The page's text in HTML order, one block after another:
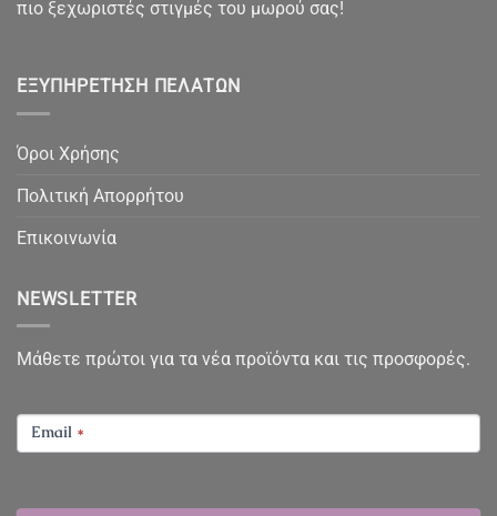
πιο ξεχωριστές στιγμές του μωρού σας!
ΕΞΥΠΗΡΈΤΗΣΗ ΠΕΛΑΤΏΝ
Όροι Χρήσης
Πολιτική Απορρήτου
Επικοινωνία
NEWSLETTER
Μάθετε πρώτοι για τα νέα προϊόντα και τις προσφορές.
NEWSLETTER
Email *